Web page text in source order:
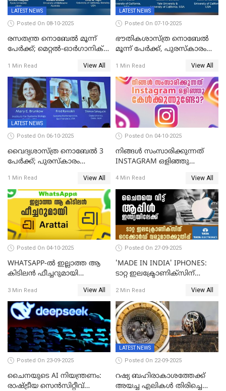
LATEST NEWS
Posted On 08-10-2025
രസതന്ത്ര നൊബേല്‍ മൂന്ന്
പേർക്ക്; മെറ്റൽ-ഓർഗാനിക്
വികസനത്തിന്' നൽകിയ
സംഭാവനകൾക്ക് പുരസ്‍കാരം
1 Min Read View All
LATEST NEWS
Posted On 07-10-2025
ഭൗതികശാസ്ത്ര നൊബേല്‍
മൂന്ന് പേർക്ക്, പുരസ്‌കാരം
ഗവേഷണത്തിന്
1 Min Read View All
LATEST NEWS
Posted On 06-10-2025
വൈദ്യശാസ്ത്ര നൊബേൽ 3
പേർക്ക്; പുരസ്കാരം
ബന്ധപ്പെട്ട ഗവേഷണത്തിന്
1 Min Read View All
Posted On 04-10-2025
നിങ്ങൾ സംസാരിക്കുന്നത്
INSTAGRAM ഒളിഞ്ഞു
ഇതാണ്!
4 Min Read View All
Posted On 04-10-2025
WHATSAPP-ൽ ഇല്ലാത്ത ആ
കിടിലൻ ഫീച്ചറുമായി
3 Min Read View All
Posted On 27-09-2025
'MADE IN INDIA' IPHONES:
ടാറ്റ ഇലക്ട്രോണിക്സിന്
2 Min Read View All
Posted On 23-09-2025
ചൈനയുടെ AI നിയന്ത്രണം:
രാഷ്ട്രീയ സെൻസിറ്റീവ്
LATEST NEWS
Posted On 22-09-2025
റഷ്യ ബഹിരാകാശത്തേക്ക്‌
അയച്ച എലികൾ തിരിച്ചെത്തി;